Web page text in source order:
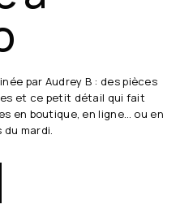
par Audrey B : des pièces
et ce petit détail qui fait
en boutique, en ligne… ou en
mardi.